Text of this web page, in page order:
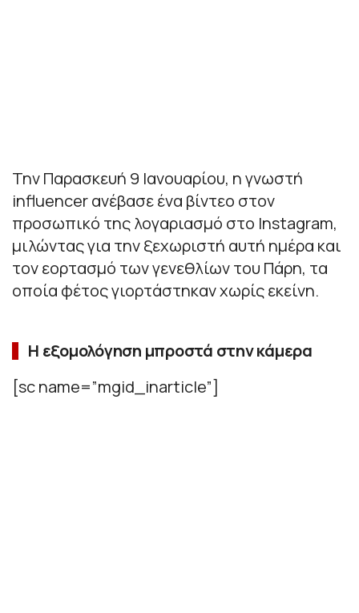
Την Παρασκευή 9 Ιανουαρίου, η γνωστή
influencer ανέβασε ένα βίντεο στον
προσωπικό της λογαριασμό στο Instagram,
μιλώντας για την ξεχωριστή αυτή ημέρα και
τον εορτασμό των γενεθλίων του Πάρη, τα
οποία φέτος γιορτάστηκαν χωρίς εκείνη.
Η εξομολόγηση μπροστά στην κάμερα
[sc name=”mgid_inarticle”]